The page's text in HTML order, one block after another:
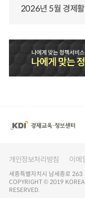
2026년 5월 경제
개인정보처리방침 이메
세종특별자치시 남세종로
COPYRIGHT © 2019
RESERVED.